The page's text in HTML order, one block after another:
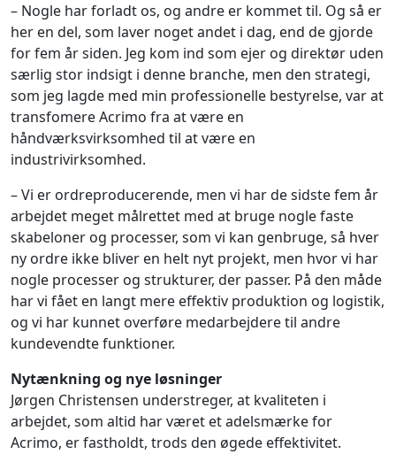
– Nogle har forladt os, og andre er kommet til. Og så er
her en del, som laver noget andet i dag, end de gjorde
for fem år siden. Jeg kom ind som ejer og direktør uden
særlig stor indsigt i denne branche, men den strategi,
som jeg lagde med min professionelle bestyrelse, var at
transfomere Acrimo fra at være en
håndværksvirksomhed til at være en
industrivirksomhed.
– Vi er ordreproducerende, men vi har de sidste fem år
arbejdet meget målrettet med at bruge nogle faste
skabeloner og processer, som vi kan genbruge, så hver
ny ordre ikke bliver en helt nyt projekt, men hvor vi har
nogle processer og strukturer, der passer. På den måde
har vi fået en langt mere effektiv produktion og logistik,
og vi har kunnet overføre medarbejdere til andre
kundevendte funktioner.
Nytænkning og nye løsninger
Jørgen Christensen understreger, at kvaliteten i
arbejdet, som altid har været et adelsmærke for
Acrimo, er fastholdt, trods den øgede effektivitet.